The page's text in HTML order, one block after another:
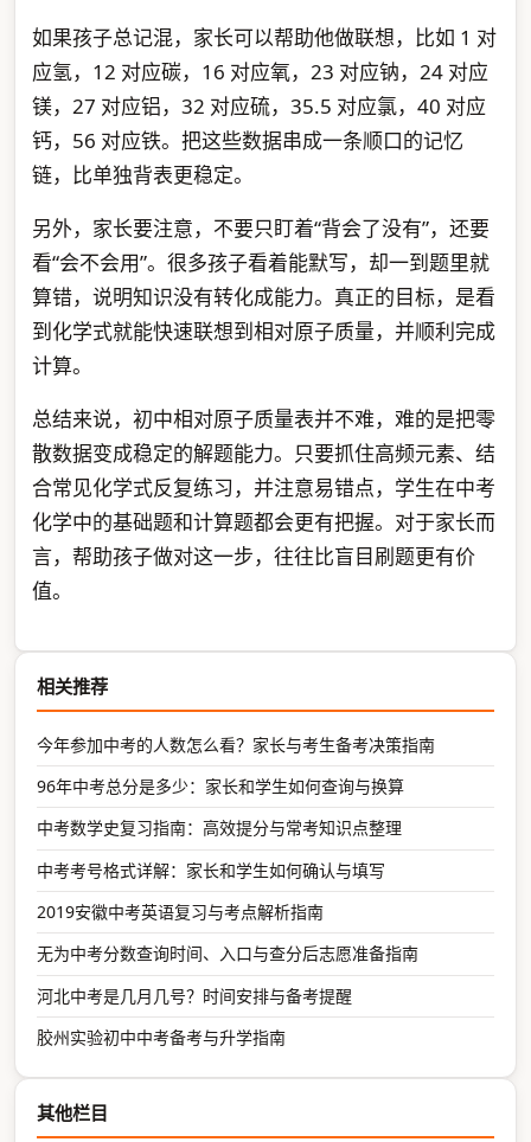
如果孩子总记混，家长可以帮助他做联想，比如 1 对
应氢，12 对应碳，16 对应氧，23 对应钠，24 对应
镁，27 对应铝，32 对应硫，35.5 对应氯，40 对应
钙，56 对应铁。把这些数据串成一条顺口的记忆
链，比单独背表更稳定。
另外，家长要注意，不要只盯着“背会了没有”，还要
看“会不会用”。很多孩子看着能默写，却一到题里就
算错，说明知识没有转化成能力。真正的目标，是看
到化学式就能快速联想到相对原子质量，并顺利完成
计算。
总结来说，初中相对原子质量表并不难，难的是把零
散数据变成稳定的解题能力。只要抓住高频元素、结
合常见化学式反复练习，并注意易错点，学生在中考
化学中的基础题和计算题都会更有把握。对于家长而
言，帮助孩子做对这一步，往往比盲目刷题更有价
值。
相关推荐
今年参加中考的人数怎么看？家长与考生备考决策指南
96年中考总分是多少：家长和学生如何查询与换算
中考数学史复习指南：高效提分与常考知识点整理
中考考号格式详解：家长和学生如何确认与填写
2019安徽中考英语复习与考点解析指南
无为中考分数查询时间、入口与查分后志愿准备指南
河北中考是几月几号？时间安排与备考提醒
胶州实验初中中考备考与升学指南
其他栏目